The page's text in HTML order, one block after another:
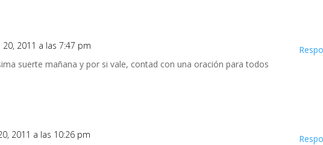
20, 2011 a las 7:47 pm
suerte mañana y por si vale, contad con una oración para todos
2011 a las 10:26 pm